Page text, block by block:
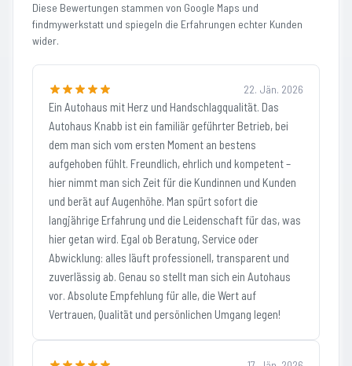
Diese Bewertungen stammen von Google Maps und
findmywerkstatt und spiegeln die Erfahrungen echter Kunden
wider.
22. Jän. 2026
Ein Autohaus mit Herz und Handschlagqualität. Das
Autohaus Knabb ist ein familiär geführter Betrieb, bei
dem man sich vom ersten Moment an bestens
aufgehoben fühlt. Freundlich, ehrlich und kompetent –
hier nimmt man sich Zeit für die Kundinnen und Kunden
und berät auf Augenhöhe. Man spürt sofort die
langjährige Erfahrung und die Leidenschaft für das, was
hier getan wird. Egal ob Beratung, Service oder
Abwicklung: alles läuft professionell, transparent und
zuverlässig ab. Genau so stellt man sich ein Autohaus
vor. Absolute Empfehlung für alle, die Wert auf
Vertrauen, Qualität und persönlichen Umgang legen!